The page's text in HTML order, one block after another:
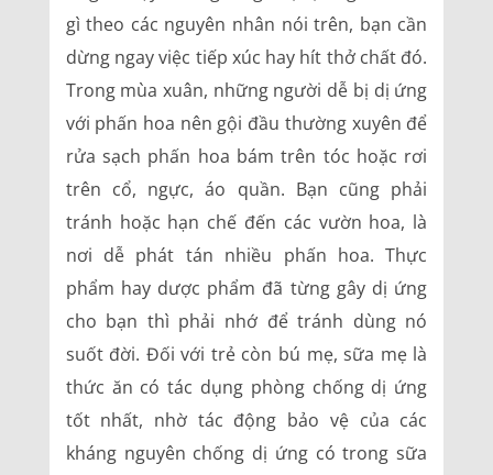
gì theo các nguyên nhân nói trên, bạn cần
dừng ngay việc tiếp xúc hay hít thở chất đó.
Trong mùa xuân, những người dễ bị dị ứng
với phấn hoa nên gội đầu thường xuyên để
rửa sạch phấn hoa bám trên tóc hoặc rơi
trên cổ, ngực, áo quần. Bạn cũng phải
tránh hoặc hạn chế đến các vườn hoa, là
nơi dễ phát tán nhiều phấn hoa. Thực
phẩm hay dược phẩm đã từng gây dị ứng
cho bạn thì phải nhớ để tránh dùng nó
suốt đời. Đối với trẻ còn bú mẹ, sữa mẹ là
thức ăn có tác dụng phòng chống dị ứng
tốt nhất, nhờ tác động bảo vệ của các
kháng nguyên chống dị ứng có trong sữa